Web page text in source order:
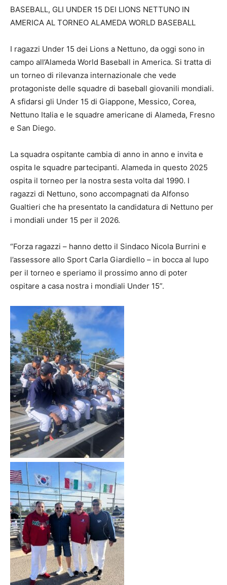
BASEBALL, GLI UNDER 15 DEI LIONS NETTUNO IN
AMERICA AL TORNEO ALAMEDA WORLD BASEBALL
I ragazzi Under 15 dei Lions a Nettuno, da oggi sono in
campo all’Alameda World Baseball in America. Si tratta di
un torneo di rilevanza internazionale che vede
protagoniste delle squadre di baseball giovanili mondiali.
A sfidarsi gli Under 15 di Giappone, Messico, Corea,
Nettuno Italia e le squadre americane di Alameda, Fresno
e San Diego.
La squadra ospitante cambia di anno in anno e invita e
ospita le squadre partecipanti. Alameda in questo 2025
ospita il torneo per la nostra sesta volta dal 1990. I
ragazzi di Nettuno, sono accompagnati da Alfonso
Gualtieri che ha presentato la candidatura di Nettuno per
i mondiali under 15 per il 2026.
“Forza ragazzi – hanno detto il Sindaco Nicola Burrini e
l’assessore allo Sport Carla Giardiello – in bocca al lupo
per il torneo e speriamo il prossimo anno di poter
ospitare a casa nostra i mondiali Under 15”.